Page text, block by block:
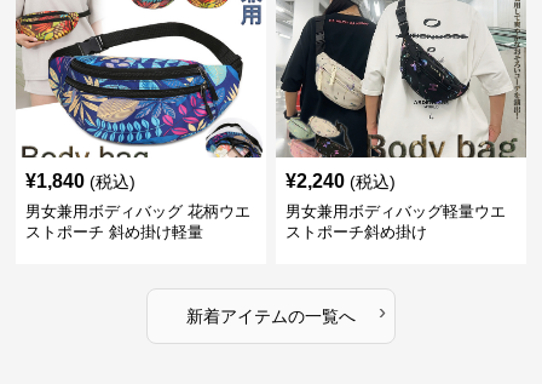
¥1,840 (税込)
男女兼用ボディバッグ 花柄ウエ
ストポーチ 斜め掛け軽量
¥2,240 (税込)
男女兼用ボディバッグ軽量ウエ
ストポーチ斜め掛け
新着アイテムの一覧へ ›